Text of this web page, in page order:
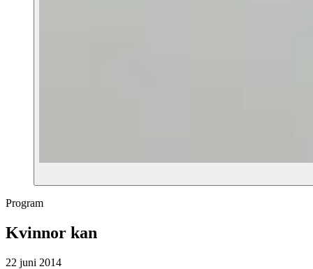
Program
Kvinnor kan
22 juni 2014